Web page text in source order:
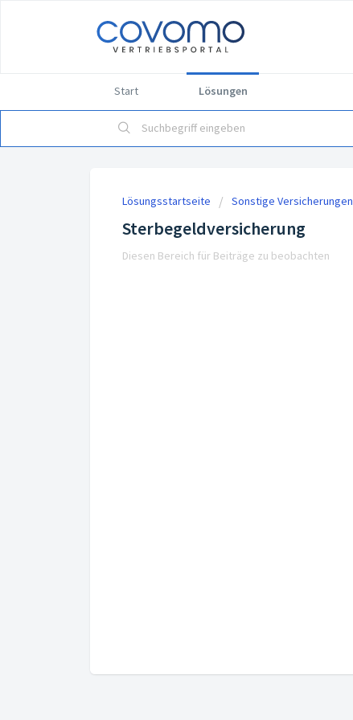
Start Lösungen
Lösungsstartseite Sonstige Versicherungen
Sterbegeldversicherung
Diesen Bereich für Beiträge zu beobachten